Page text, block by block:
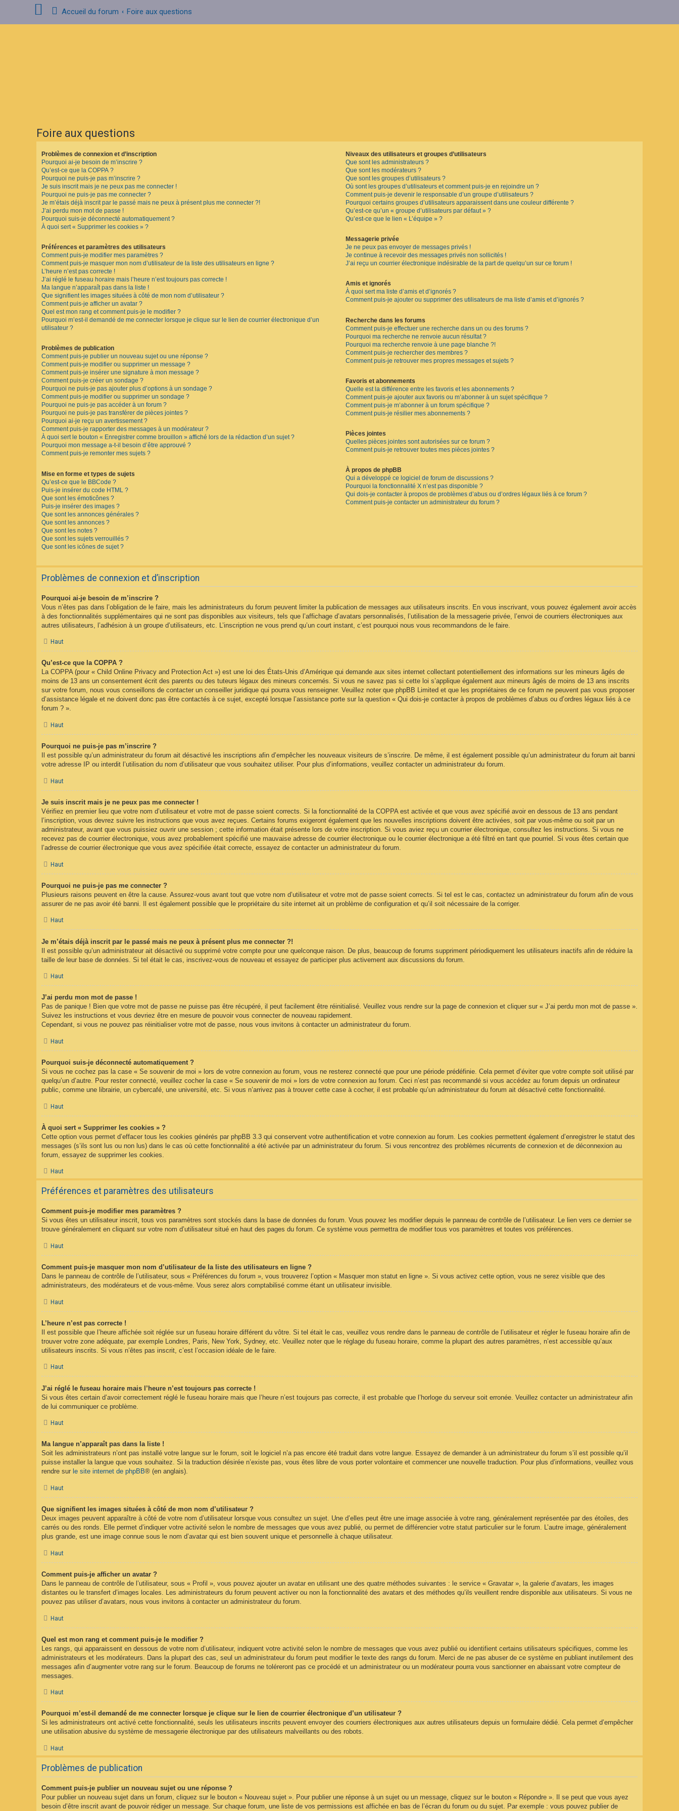
Accueil du forum Foire aux questions
Foire aux questions
Problèmes de connexion et d’inscription
Pourquoi ai-je besoin de m’inscrire ?
Qu’est-ce que la COPPA ?
Pourquoi ne puis-je pas m’inscrire ?
Je suis inscrit mais je ne peux pas me connecter !
Pourquoi ne puis-je pas me connecter ?
Je m’étais déjà inscrit par le passé mais ne peux à présent plus me connecter ?!
J’ai perdu mon mot de passe !
Pourquoi suis-je déconnecté automatiquement ?
À quoi sert « Supprimer les cookies » ?
Préférences et paramètres des utilisateurs
Comment puis-je modifier mes paramètres ?
Comment puis-je masquer mon nom d’utilisateur de la liste des utilisateurs en ligne ?
L’heure n’est pas correcte !
J’ai réglé le fuseau horaire mais l’heure n’est toujours pas correcte !
Ma langue n’apparaît pas dans la liste !
Que signifient les images situées à côté de mon nom d’utilisateur ?
Comment puis-je afficher un avatar ?
Quel est mon rang et comment puis-je le modifier ?
Pourquoi m’est-il demandé de me connecter lorsque je clique sur le lien de courrier électronique d’un
utilisateur ?
Problèmes de publication
Comment puis-je publier un nouveau sujet ou une réponse ?
Comment puis-je modifier ou supprimer un message ?
Comment puis-je insérer une signature à mon message ?
Comment puis-je créer un sondage ?
Pourquoi ne puis-je pas ajouter plus d’options à un sondage ?
Comment puis-je modifier ou supprimer un sondage ?
Pourquoi ne puis-je pas accéder à un forum ?
Pourquoi ne puis-je pas transférer de pièces jointes ?
Pourquoi ai-je reçu un avertissement ?
Comment puis-je rapporter des messages à un modérateur ?
À quoi sert le bouton « Enregistrer comme brouillon » affiché lors de la rédaction d’un sujet ?
Pourquoi mon message a-t-il besoin d’être approuvé ?
Comment puis-je remonter mes sujets ?
Mise en forme et types de sujets
Qu’est-ce que le BBCode ?
Puis-je insérer du code HTML ?
Que sont les émoticônes ?
Puis-je insérer des images ?
Que sont les annonces générales ?
Que sont les annonces ?
Que sont les notes ?
Que sont les sujets verrouillés ?
Que sont les icônes de sujet ?
Niveaux des utilisateurs et groupes d’utilisateurs
Que sont les administrateurs ?
Que sont les modérateurs ?
Que sont les groupes d’utilisateurs ?
Où sont les groupes d’utilisateurs et comment puis-je en rejoindre un ?
Comment puis-je devenir le responsable d’un groupe d’utilisateurs ?
Pourquoi certains groupes d’utilisateurs apparaissent dans une couleur différente ?
Qu’est-ce qu’un « groupe d’utilisateurs par défaut » ?
Qu’est-ce que le lien « L’équipe » ?
Messagerie privée
Je ne peux pas envoyer de messages privés !
Je continue à recevoir des messages privés non sollicités !
J’ai reçu un courrier électronique indésirable de la part de quelqu’un sur ce forum !
Amis et ignorés
À quoi sert ma liste d’amis et d’ignorés ?
Comment puis-je ajouter ou supprimer des utilisateurs de ma liste d’amis et d’ignorés ?
Recherche dans les forums
Comment puis-je effectuer une recherche dans un ou des forums ?
Pourquoi ma recherche ne renvoie aucun résultat ?
Pourquoi ma recherche renvoie à une page blanche ?!
Comment puis-je rechercher des membres ?
Comment puis-je retrouver mes propres messages et sujets ?
Favoris et abonnements
Quelle est la différence entre les favoris et les abonnements ?
Comment puis-je ajouter aux favoris ou m’abonner à un sujet spécifique ?
Comment puis-je m’abonner à un forum spécifique ?
Comment puis-je résilier mes abonnements ?
Pièces jointes
Quelles pièces jointes sont autorisées sur ce forum ?
Comment puis-je retrouver toutes mes pièces jointes ?
À propos de phpBB
Qui a développé ce logiciel de forum de discussions ?
Pourquoi la fonctionnalité X n’est pas disponible ?
Qui dois-je contacter à propos de problèmes d’abus ou d’ordres légaux liés à ce forum ?
Comment puis-je contacter un administrateur du forum ?
Problèmes de connexion et d’inscription
Pourquoi ai-je besoin de m’inscrire ?
Vous n’êtes pas dans l’obligation de le faire, mais les administrateurs du forum peuvent limiter la publication de messages aux utilisateurs inscrits. En vous inscrivant, vous pouvez également avoir accès
à des fonctionnalités supplémentaires qui ne sont pas disponibles aux visiteurs, tels que l’affichage d’avatars personnalisés, l’utilisation de la messagerie privée, l’envoi de courriers électroniques aux
autres utilisateurs, l’adhésion à un groupe d’utilisateurs, etc. L’inscription ne vous prend qu’un court instant, c’est pourquoi nous vous recommandons de le faire.
Haut
Qu’est-ce que la COPPA ?
La COPPA (pour « Child Online Privacy and Protection Act ») est une loi des États-Unis d’Amérique qui demande aux sites internet collectant potentiellement des informations sur les mineurs âgés de
moins de 13 ans un consentement écrit des parents ou des tuteurs légaux des mineurs concernés. Si vous ne savez pas si cette loi s’applique également aux mineurs âgés de moins de 13 ans inscrits
sur votre forum, nous vous conseillons de contacter un conseiller juridique qui pourra vous renseigner. Veuillez noter que phpBB Limited et que les propriétaires de ce forum ne peuvent pas vous proposer
d’assistance légale et ne doivent donc pas être contactés à ce sujet, excepté lorsque l’assistance porte sur la question « Qui dois-je contacter à propos de problèmes d’abus ou d’ordres légaux liés à ce
forum ? ».
Haut
Pourquoi ne puis-je pas m’inscrire ?
Il est possible qu’un administrateur du forum ait désactivé les inscriptions afin d’empêcher les nouveaux visiteurs de s’inscrire. De même, il est également possible qu’un administrateur du forum ait banni
votre adresse IP ou interdit l’utilisation du nom d’utilisateur que vous souhaitez utiliser. Pour plus d’informations, veuillez contacter un administrateur du forum.
Haut
Je suis inscrit mais je ne peux pas me connecter !
Vérifiez en premier lieu que votre nom d’utilisateur et votre mot de passe soient corrects. Si la fonctionnalité de la COPPA est activée et que vous avez spécifié avoir en dessous de 13 ans pendant
l’inscription, vous devrez suivre les instructions que vous avez reçues. Certains forums exigeront également que les nouvelles inscriptions doivent être activées, soit par vous-même ou soit par un
administrateur, avant que vous puissiez ouvrir une session ; cette information était présente lors de votre inscription. Si vous aviez reçu un courrier électronique, consultez les instructions. Si vous ne
recevez pas de courrier électronique, vous avez probablement spécifié une mauvaise adresse de courrier électronique ou le courrier électronique a été filtré en tant que pourriel. Si vous êtes certain que
l’adresse de courrier électronique que vous avez spécifiée était correcte, essayez de contacter un administrateur du forum.
Haut
Pourquoi ne puis-je pas me connecter ?
Plusieurs raisons peuvent en être la cause. Assurez-vous avant tout que votre nom d’utilisateur et votre mot de passe soient corrects. Si tel est le cas, contactez un administrateur du forum afin de vous
assurer de ne pas avoir été banni. Il est également possible que le propriétaire du site internet ait un problème de configuration et qu’il soit nécessaire de la corriger.
Haut
Je m’étais déjà inscrit par le passé mais ne peux à présent plus me connecter ?!
Il est possible qu’un administrateur ait désactivé ou supprimé votre compte pour une quelconque raison. De plus, beaucoup de forums suppriment périodiquement les utilisateurs inactifs afin de réduire la
taille de leur base de données. Si tel était le cas, inscrivez-vous de nouveau et essayez de participer plus activement aux discussions du forum.
Haut
J’ai perdu mon mot de passe !
Pas de panique ! Bien que votre mot de passe ne puisse pas être récupéré, il peut facilement être réinitialisé. Veuillez vous rendre sur la page de connexion et cliquer sur « J’ai perdu mon mot de passe ».
Suivez les instructions et vous devriez être en mesure de pouvoir vous connecter de nouveau rapidement.
Cependant, si vous ne pouvez pas réinitialiser votre mot de passe, nous vous invitons à contacter un administrateur du forum.
Haut
Pourquoi suis-je déconnecté automatiquement ?
Si vous ne cochez pas la case « Se souvenir de moi » lors de votre connexion au forum, vous ne resterez connecté que pour une période prédéfinie. Cela permet d’éviter que votre compte soit utilisé par
quelqu’un d’autre. Pour rester connecté, veuillez cocher la case « Se souvenir de moi » lors de votre connexion au forum. Ceci n’est pas recommandé si vous accédez au forum depuis un ordinateur
public, comme une librairie, un cybercafé, une université, etc. Si vous n’arrivez pas à trouver cette case à cocher, il est probable qu’un administrateur du forum ait désactivé cette fonctionnalité.
Haut
À quoi sert « Supprimer les cookies » ?
Cette option vous permet d’effacer tous les cookies générés par phpBB 3.3 qui conservent votre authentification et votre connexion au forum. Les cookies permettent également d’enregistrer le statut des
messages (s’ils sont lus ou non lus) dans le cas où cette fonctionnalité a été activée par un administrateur du forum. Si vous rencontrez des problèmes récurrents de connexion et de déconnexion au
forum, essayez de supprimer les cookies.
Haut
Préférences et paramètres des utilisateurs
Comment puis-je modifier mes paramètres ?
Si vous êtes un utilisateur inscrit, tous vos paramètres sont stockés dans la base de données du forum. Vous pouvez les modifier depuis le panneau de contrôle de l’utilisateur. Le lien vers ce dernier se
trouve généralement en cliquant sur votre nom d’utilisateur situé en haut des pages du forum. Ce système vous permettra de modifier tous vos paramètres et toutes vos préférences.
Haut
Comment puis-je masquer mon nom d’utilisateur de la liste des utilisateurs en ligne ?
Dans le panneau de contrôle de l’utilisateur, sous « Préférences du forum », vous trouverez l’option « Masquer mon statut en ligne ». Si vous activez cette option, vous ne serez visible que des
administrateurs, des modérateurs et de vous-même. Vous serez alors comptabilisé comme étant un utilisateur invisible.
Haut
L’heure n’est pas correcte !
Il est possible que l’heure affichée soit réglée sur un fuseau horaire différent du vôtre. Si tel était le cas, veuillez vous rendre dans le panneau de contrôle de l’utilisateur et régler le fuseau horaire afin de
trouver votre zone adéquate, par exemple Londres, Paris, New York, Sydney, etc. Veuillez noter que le réglage du fuseau horaire, comme la plupart des autres paramètres, n’est accessible qu’aux
utilisateurs inscrits. Si vous n’êtes pas inscrit, c’est l’occasion idéale de le faire.
Haut
J’ai réglé le fuseau horaire mais l’heure n’est toujours pas correcte !
Si vous êtes certain d’avoir correctement réglé le fuseau horaire mais que l’heure n’est toujours pas correcte, il est probable que l’horloge du serveur soit erronée. Veuillez contacter un administrateur afin
de lui communiquer ce problème.
Haut
Ma langue n’apparaît pas dans la liste !
Soit les administrateurs n’ont pas installé votre langue sur le forum, soit le logiciel n’a pas encore été traduit dans votre langue. Essayez de demander à un administrateur du forum s’il est possible qu’il
puisse installer la langue que vous souhaitez. Si la traduction désirée n’existe pas, vous êtes libre de vous porter volontaire et commencer une nouvelle traduction. Pour plus d’informations, veuillez vous
rendre sur le site internet de phpBB® (en anglais).
Haut
Que signifient les images situées à côté de mon nom d’utilisateur ?
Deux images peuvent apparaître à côté de votre nom d’utilisateur lorsque vous consultez un sujet. Une d’elles peut être une image associée à votre rang, généralement représentée par des étoiles, des
carrés ou des ronds. Elle permet d’indiquer votre activité selon le nombre de messages que vous avez publié, ou permet de différencier votre statut particulier sur le forum. L’autre image, généralement
plus grande, est une image connue sous le nom d’avatar qui est bien souvent unique et personnelle à chaque utilisateur.
Haut
Comment puis-je afficher un avatar ?
Dans le panneau de contrôle de l’utilisateur, sous « Profil », vous pouvez ajouter un avatar en utilisant une des quatre méthodes suivantes : le service « Gravatar », la galerie d’avatars, les images
distantes ou le transfert d’images locales. Les administrateurs du forum peuvent activer ou non la fonctionnalité des avatars et des méthodes qu’ils veuillent rendre disponible aux utilisateurs. Si vous ne
pouvez pas utiliser d’avatars, nous vous invitons à contacter un administrateur du forum.
Haut
Quel est mon rang et comment puis-je le modifier ?
Les rangs, qui apparaissent en dessous de votre nom d’utilisateur, indiquent votre activité selon le nombre de messages que vous avez publié ou identifient certains utilisateurs spécifiques, comme les
administrateurs et les modérateurs. Dans la plupart des cas, seul un administrateur du forum peut modifier le texte des rangs du forum. Merci de ne pas abuser de ce système en publiant inutilement des
messages afin d’augmenter votre rang sur le forum. Beaucoup de forums ne toléreront pas ce procédé et un administrateur ou un modérateur pourra vous sanctionner en abaissant votre compteur de
messages.
Haut
Pourquoi m’est-il demandé de me connecter lorsque je clique sur le lien de courrier électronique d’un utilisateur ?
Si les administrateurs ont activé cette fonctionnalité, seuls les utilisateurs inscrits peuvent envoyer des courriers électroniques aux autres utilisateurs depuis un formulaire dédié. Cela permet d’empêcher
une utilisation abusive du système de messagerie électronique par des utilisateurs malveillants ou des robots.
Haut
Problèmes de publication
Comment puis-je publier un nouveau sujet ou une réponse ?
Pour publier un nouveau sujet dans un forum, cliquez sur le bouton « Nouveau sujet ». Pour publier une réponse à un sujet ou un message, cliquez sur le bouton « Répondre ». Il se peut que vous ayez
besoin d’être inscrit avant de pouvoir rédiger un message. Sur chaque forum, une liste de vos permissions est affichée en bas de l’écran du forum ou du sujet. Par exemple : vous pouvez publier de